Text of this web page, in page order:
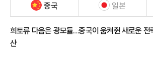
중국 일본
희토류 다음은 광모듈…중국이 움켜쥔 새로운 전
산